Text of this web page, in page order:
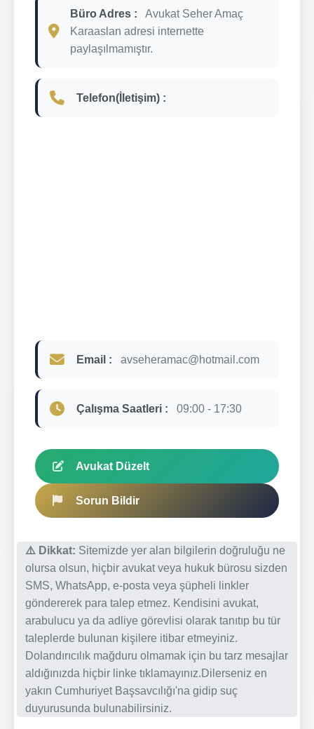
Büro Adres :
Avukat Seher Amaç
Karaaslan adresi internette
paylaşılmamıştır.
Telefon(İletişim) :
Email : avseheramac@hotmail.com
Çalışma Saatleri : 09:00 - 17:30
Avukat Düzelt
Sorun Bildir
⚠️ Dikkat: Sitemizde yer alan bilgilerin doğruluğu ne
olursa olsun, hiçbir avukat veya hukuk bürosu sizden
SMS, WhatsApp, e-posta veya şüpheli linkler
göndererek para talep etmez. Kendisini avukat,
arabulucu ya da adliye görevlisi olarak tanıtıp bu tür
taleplerde bulunan kişilere itibar etmeyiniz.
Dolandırıcılık mağduru olmamak için bu tarz mesajlar
aldığınızda hiçbir linke tıklamayınız.Dilerseniz en
yakın Cumhuriyet Başsavcılığı'na gidip suç
duyurusunda bulunabilirsiniz.